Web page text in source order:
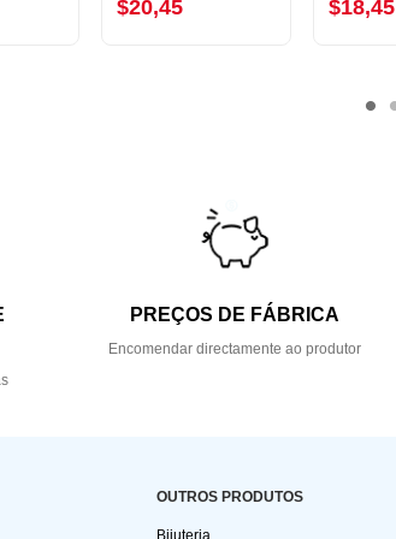
$20,45 $18,45
PREÇOS DE FÁBRICA
Encomendar directamente ao produtor
OUTROS PRODUTOS
Bijuteria